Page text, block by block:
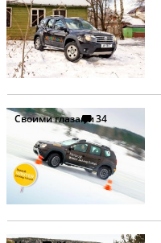
Своими глазами34